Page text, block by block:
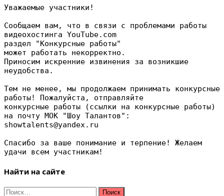
Уважаемые участники!
Сообщаем вам, что в связи с проблемами работы
видеохостинга YouTube.com
раздел "Конкурсные работы"
может работать некорректно.
Приносим искренние извинения за возникшие
неудобства.
Тем не менее, мы продолжаем принимать конкурсные
работы! Пожалуйста, отправляйте
конкурсные работы (ссылки на конкурсные работы)
на почту МОК "Шоу Талантов":
showtalents@yandex.ru
Спасибо за ваше понимание и терпение! Желаем
удачи всем участникам!
Найти на сайте
Найти: